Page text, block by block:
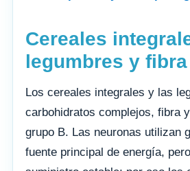
Cereales
legumbres y fibra
Los cereales integrales y las
carbohidratos complejos, fibra
grupo B. Las neuronas utilizan
fuente principal de energía,